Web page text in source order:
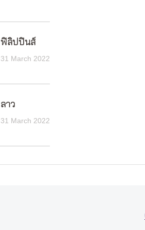
ฟิลิปปินส์
31 March 2022
ลาว
31 March 2022